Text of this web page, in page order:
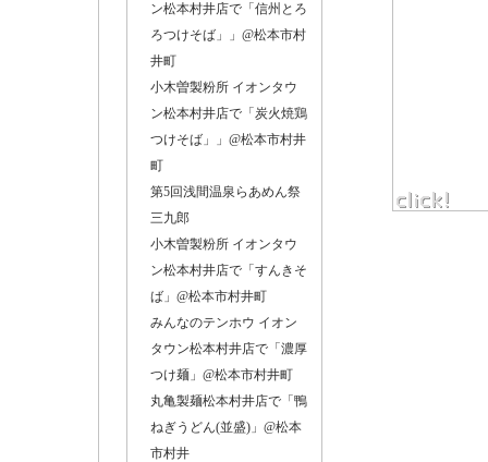
ン松本村井店で「信州とろ
ろつけそば」」@松本市村
井町
小木曽製粉所 イオンタウ
ン松本村井店で「炭火焼鶏
つけそば」」@松本市村井
町
第5回浅間温泉らあめん祭
三九郎
小木曽製粉所 イオンタウ
ン松本村井店で「すんきそ
ば」@松本市村井町
みんなのテンホウ イオン
タウン松本村井店で「濃厚
つけ麺」@松本市村井町
丸亀製麺松本村井店で「鴨
ねぎうどん(並盛)」@松本
市村井